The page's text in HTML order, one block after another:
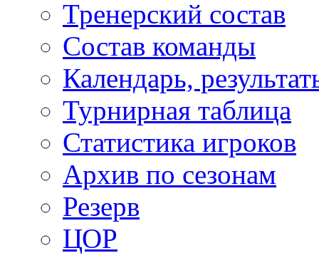
Тренерский состав
Состав команды
Календарь,
Турнирная таблица
Статистика игроков
Архив по сезонам
Резерв
ЦОР